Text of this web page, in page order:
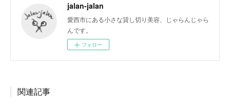
jalan-jalan
愛西市にある小さな貸し切り美容、じゃらんじゃら
んです。
フォロー
関連記事